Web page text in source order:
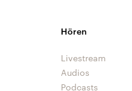
Hören
Livestream
Audios
Podcasts